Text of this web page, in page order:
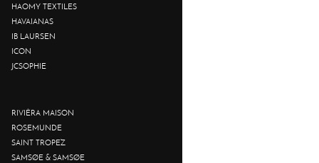
HAOMY TEXTILES
HAVAIANAS
IB LAURSEN
ICON
JCSOPHIE
RIVIÈRA MAISON
ROSEMUNDE
SAINT TROPEZ
SAMSØE & SAMSØE